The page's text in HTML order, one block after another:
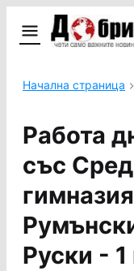
Начална страница
Работа
със
Руски -